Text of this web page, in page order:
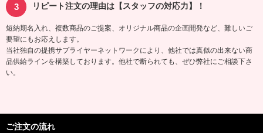
リピート注文の理由は【スタッフの対応力】！
短納期名入れ、複数商品のご提案、オリジナル商品の企画開発など、難しいご
要望にもお応えします。
当社独自の提携サプライヤーネットワークにより、他社では真似の出来ない商
品供給ラインを構築しております。他社で断られても、ぜひ弊社にご相談下さ
い。
ご注文の流れ